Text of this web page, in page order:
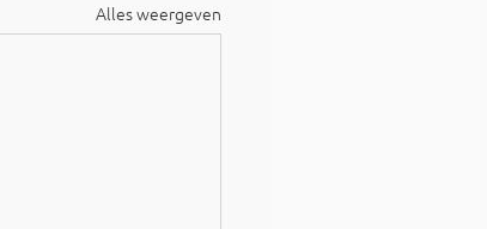
Alles weergeven